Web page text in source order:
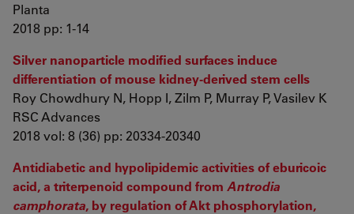
Planta
2018 pp: 1-14
Silver nanoparticle modified surfaces induce
differentiation of mouse kidney-derived stem cells
Roy Chowdhury N, Hopp I, Zilm P, Murray P, Vasilev K
RSC Advances
2018 vol: 8 (36) pp: 20334-20340
Antidiabetic and hypolipidemic activities of eburicoic
acid, a triterpenoid compound from Antrodia
camphorata, by regulation of Akt phosphorylation,